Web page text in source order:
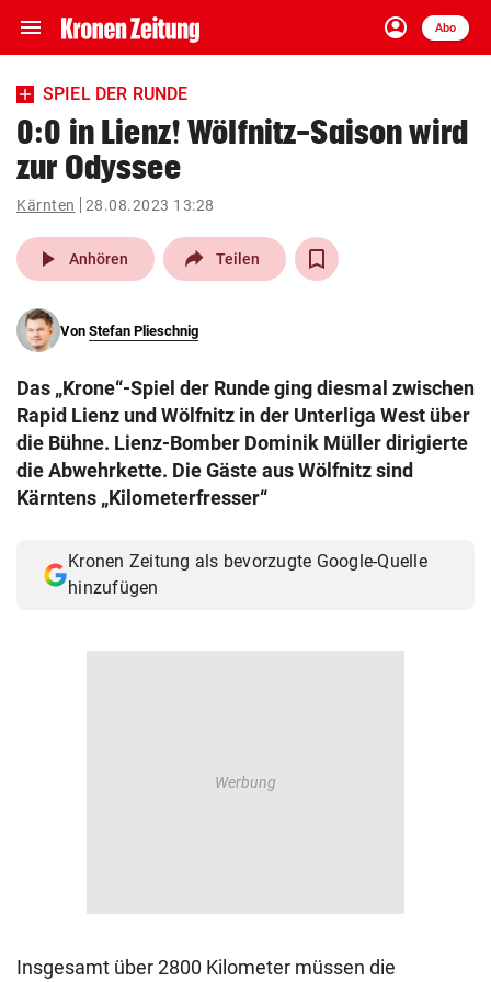
menu Navigation
ein-/ausklappen
account_circle
Anmelden
Abo
close Schließen
account_circle Anmelden
pin_drop
Wien arrow_right
search
eingeben
© Krone Multimedia GmbH & Co KG 2026
SPIEL DER RUNDE
0:0 in Lienz! Wölfnitz-Saison wird
zur Odyssee
Kärnten 28.08.2023 13:28
play_arrow Anhören Teilen
Von Stefan Plieschnig
Das „Krone“-Spiel der Runde ging diesmal zwischen
Rapid Lienz und Wölfnitz in der Unterliga West über
die Bühne. Lienz-Bomber Dominik Müller dirigierte
die Abwehrkette. Die Gäste aus Wölfnitz sind
Kärntens „Kilometerfresser“
Kronen Zeitung als bevorzugte Google-Quelle
hinzufügen
Insgesamt über 2800 Kilometer müssen die